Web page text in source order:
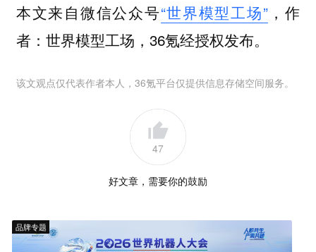
本文来自微信公众号“世界模型工场”，作
者：世界模型工场，36氪经授权发布。
该文观点仅代表作者本人，36氪平台仅提供信息存储空间服务。
47
好文章，需要你的鼓励
品牌专题